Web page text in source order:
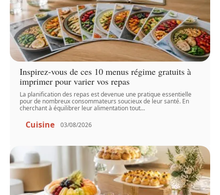
Inspirez-vous de ces 10 menus régime gratuits à
imprimer pour varier vos repas
La planification des repas est devenue une pratique essentielle
pour de nombreux consommateurs soucieux de leur santé. En
cherchant à équilibrer leur alimentation tout…
Cuisine 03/08/2026